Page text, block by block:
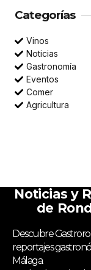
Categorías
Vinos
Noticias
Gastronomía
Eventos
Comer
Agricultura
Noticias y
de
Descubre
reportajes
Málaga.